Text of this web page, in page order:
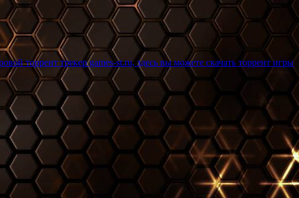
games-st.ru, здесь вы можете скачать торрент игры бесплатно и